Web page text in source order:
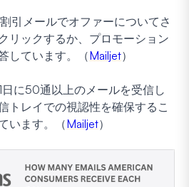
引メールでオファーについてさ
リックするか、プロモーション
しています。（Mailjet）
日に50通以上のメールを受信し
トレイでの視認性を確保するこ
います。（Mailjet）